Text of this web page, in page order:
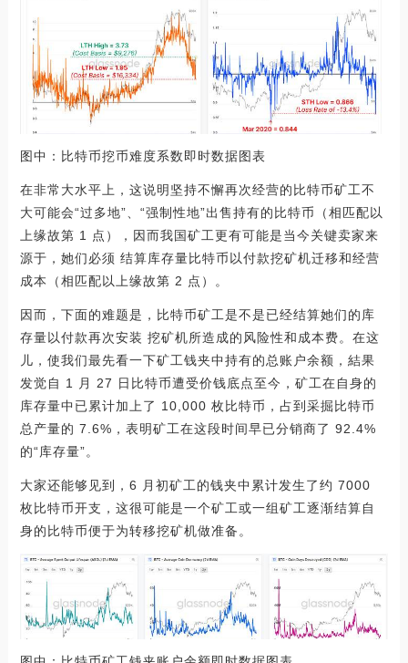
图中：比特币挖币难度系数即时数据图表
在非常大水平上，这说明坚持不懈再次经营的比特币矿工不
大可能会“过多地”、“强制性地”出售持有的比特币（相匹配以
上缘故第 1 点），因而我国矿工更有可能是当今关键卖家来
源于，她们必须 结算库存量比特币以付款挖矿机迁移和经营
成本（相匹配以上缘故第 2 点）。
因而，下面的难题是，比特币矿工是不是已经结算她们的库
存量以付款再次安装 挖矿机所造成的风险性和成本费。在这
儿，使我们最先看一下矿工钱夹中持有的总账户余额，結果
发觉自 1 月 27 日比特币遭受价钱底点至今，矿工在自身的
库存量中已累计加上了 10,000 枚比特币，占到采掘比特币
总产量的 7.6%，表明矿工在这段时间早已分销商了 92.4%
的“库存量”。
大家还能够见到，6 月初矿工的钱夹中累计发生了约 7000
枚比特币开支，这很可能是一个矿工或一组矿工逐渐结算自
身的比特币便于为转移挖矿机做准备。